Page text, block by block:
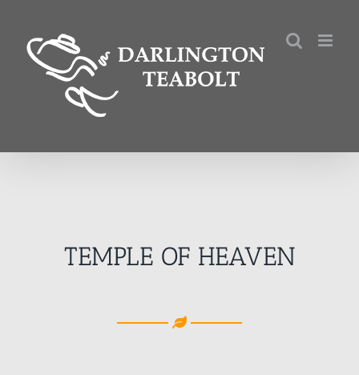
TEMPLE OF HEAVEN